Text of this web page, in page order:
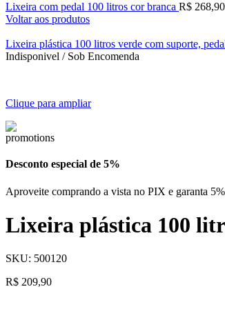
Lixeira com pedal 100 litros cor branca R$ 268,90
Voltar aos produtos
Lixeira plástica 100 litros verde com suporte,
Indisponivel / Sob Encomenda
Clique para ampliar
Desconto especial de 5%
Aproveite comprando a vista no PIX e garanta
Lixeira plástica 100
SKU: 500120
R$ 209,90